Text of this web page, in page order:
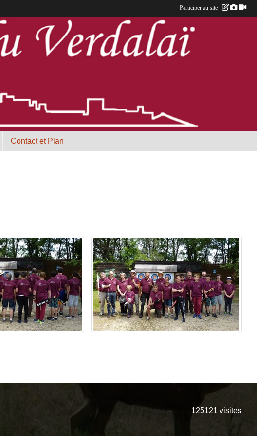
Contact et Plan
125121 visites
Participer au site :